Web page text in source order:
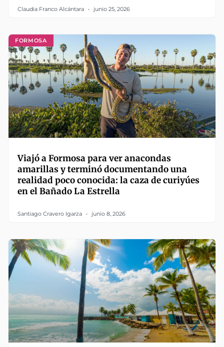
Claudia Franco Alcántara junio 25, 2026
FORMOSA
Viajó a Formosa para ver anacondas
amarillas y terminó documentando una
realidad poco conocida: la caza de curiyúes
en el Bañado La Estrella
Santiago Cravero Igarza junio 8, 2026